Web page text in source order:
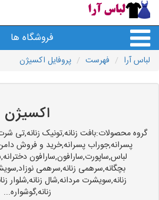
فروشگاه ها
لباس آرا فهرست پروفایل اکسیژن
اکسیژن
گروه محصولات:بافت زنانه,تونیک زنانه,تی
پسرانه,جوراب پسرانه,خرید و فروش
لباس,ساپورت,سارافون,سارافون
بچگانه,سرهمی زنانه,سرهمی
زنانه,سویشرت مردانه,شال زنانه,شلوار
زنانه,گوشواره...